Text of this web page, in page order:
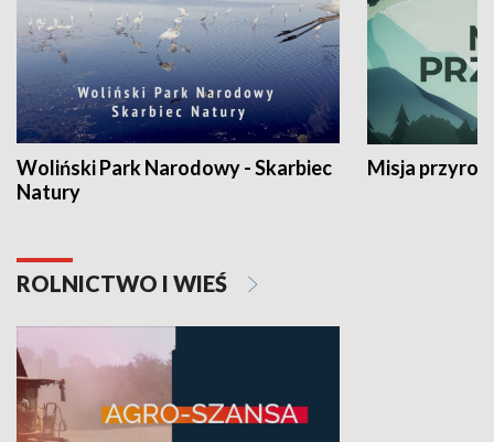
Woliński Park Narodowy - Skarbiec
Natury
Misja
ROLNICTWO I WIEŚ